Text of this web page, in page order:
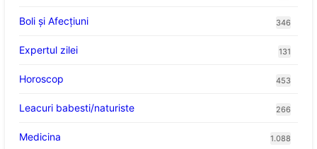
Boli și Afecțiuni 346
Expertul zilei 131
Horoscop 453
Leacuri babesti/naturiste 266
Medicina 1.088